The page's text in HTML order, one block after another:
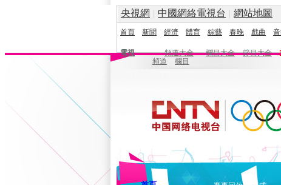
央視網 | 中國網絡電視台 | 網站地圖
首頁 新聞 經濟 體育 綜藝 春晚 戲曲
電視 頻道大全 欄目大全 節目大全
頻道
欄目